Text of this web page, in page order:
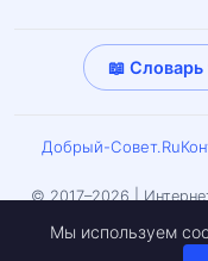
📖
Добрый-Совет.Ru
© 2017–2026 |
согласия
Мы используем